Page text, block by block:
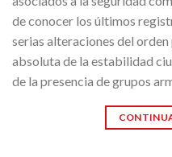
de conocer los últimos
serias alteraciones del
absoluta de la estabilidad
de la presencia de grupos